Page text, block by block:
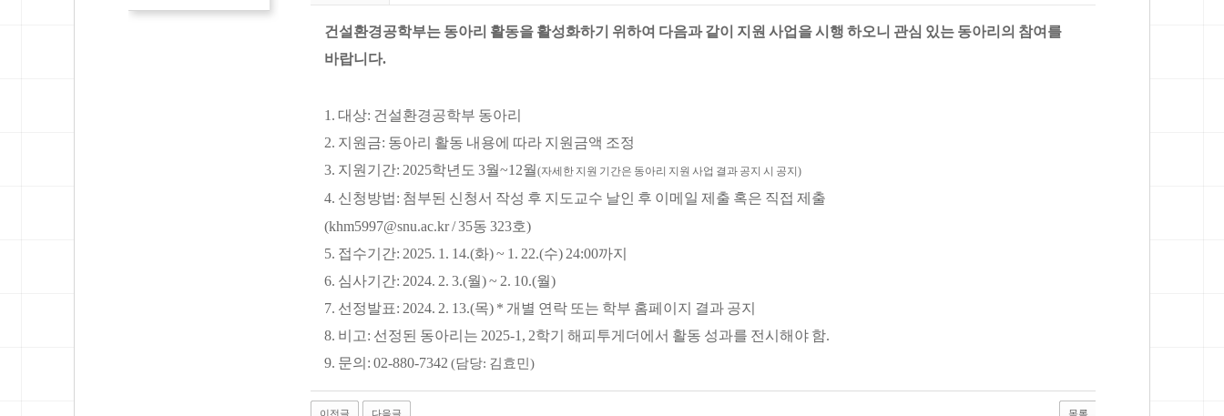
건설환경공학부는 동아리 활동을 활성화하기 위하여 다음과 같이 지원 사업을 시행 하오니 관심 있는 동아리의 참여를
바랍니다.
1. 대상: 건설환경공학부 동아리
2. 지원금: 동아리 활동 내용에 따라 지원금액 조정
3. 지원기간: 2025학년도 3월~12월(자세한 지원 기간은 동아리 지원 사업 결과 공지 시 공지 )
4. 신청방법: 첨부된 신청서 작성 후 지도교수 날인 후 이메일 제출 혹은 직접 제출
(khm5997@snu.ac.kr / 35동 323호)
5. 접수기간: 2025. 1. 14.(화) ~ 1. 22.(수) 24:00까지
6. 심사기간: 2024. 2. 3.(월) ~ 2. 10.(월)
7. 선정발표: 2024. 2. 13.(목) * 개별 연락 또는 학부 홈페이지 결과 공지
8. 비고: 선정된 동아리는 2025-1, 2학기 해피투게더에서 활동 성과를 전시해야 함.
9. 문의 : 02-880-7342 (담당: 김효민 )
이전글 다음글 목록